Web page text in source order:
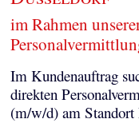
im Rahmen
Im Kundenauftrag
direkten
(m/w/d) am Standort